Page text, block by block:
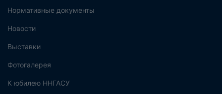
Нормативные документы
Новости
Выставки
Фотогалерея
К юбилею ННГАСУ